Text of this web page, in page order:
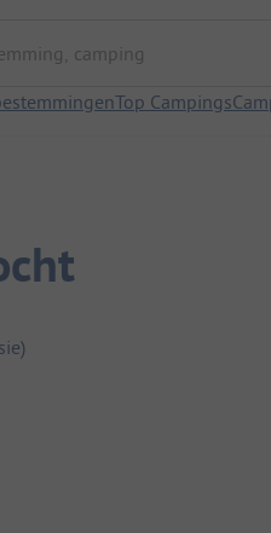
camping
Top Campings
)